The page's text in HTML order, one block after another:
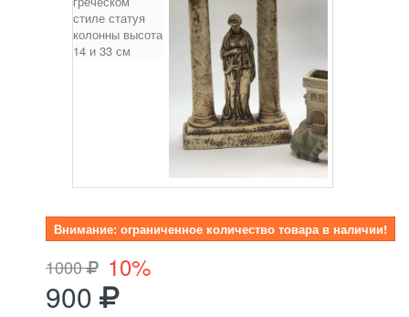
Внимание: ограниченное количество товара в наличии!
1000 10%
900